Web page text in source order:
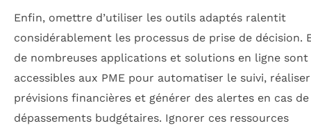
Enfin, omettre d’utiliser les outils adaptés ralentit
considérablement les processus de prise de décision.
de nombreuses applications et solutions en ligne sont
accessibles aux PME pour automatiser le suivi,
prévisions financières et générer des alertes en cas de
dépassements budgétaires. Ignorer ces ressources